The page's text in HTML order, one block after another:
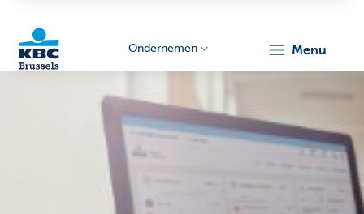
Ondernemen menu